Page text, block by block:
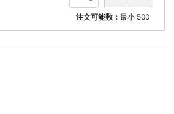
注文可能数： 最小 500